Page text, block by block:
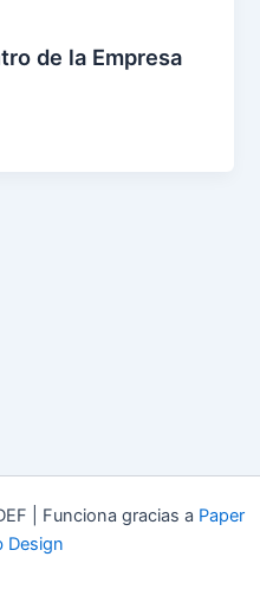
de la Empresa
| Funciona gracias a Paper
Design